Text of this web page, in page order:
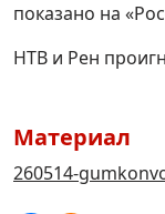
показано на
НТВ и Рен
Материал
260514-